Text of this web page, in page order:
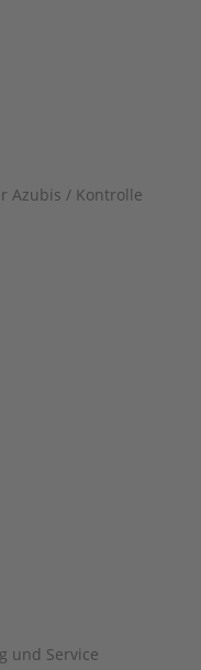
Azubis / Kontrolle
und Service